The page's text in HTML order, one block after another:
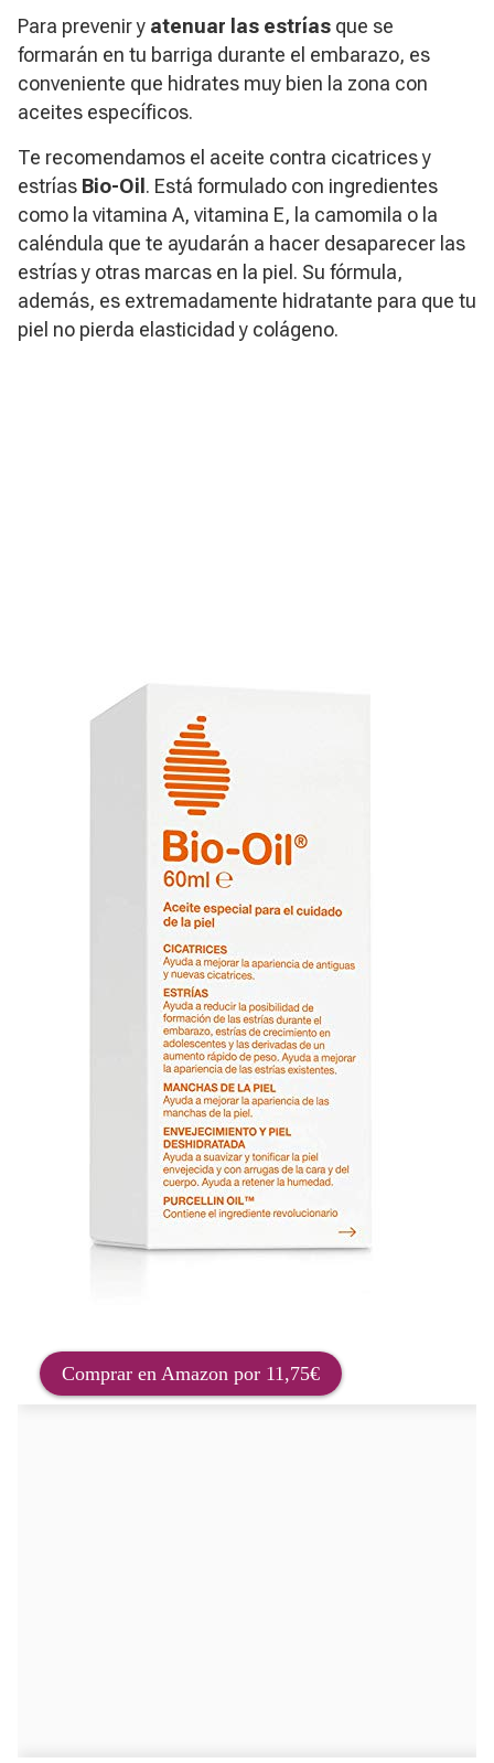
Para prevenir y atenuar las estrías que se
formarán en tu barriga durante el embarazo, es
conveniente que hidrates muy bien la zona con
aceites específicos.
Te recomendamos el aceite contra cicatrices y
estrías Bio-Oil . Está formulado con ingredientes
como la vitamina A, vitamina E, la camomila o la
caléndula que te ayudarán a hacer desaparecer las
estrías y otras marcas en la piel. Su fórmula,
además, es extremadamente hidratante para que tu
piel no pierda elasticidad y colágeno.
Comprar en Amazon por 11,75€